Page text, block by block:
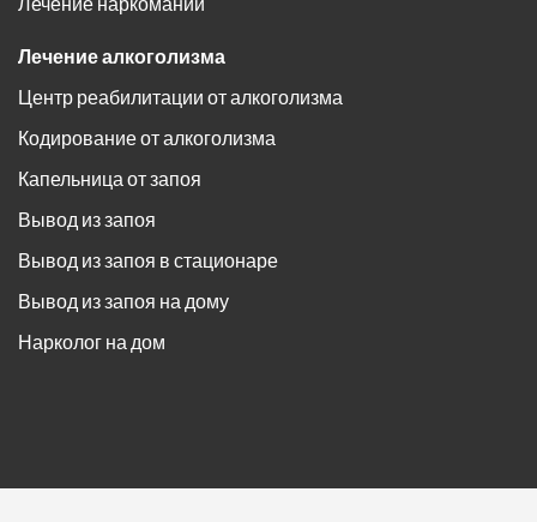
Лечение алкоголизма
Центр реабилитации от алкоголизма
Кодирование от алкоголизма
Капельница от запоя
Вывод из запоя
Вывод из запоя в стационаре
Вывод из запоя на дому
Нарколог на дом